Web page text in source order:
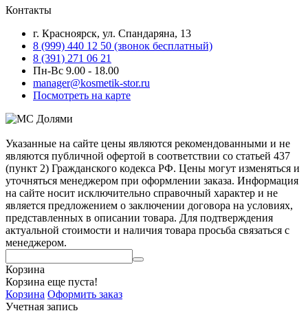
Контакты
г. Красноярск, ул. Спандаряна, 13
8 (999) 440 12 50 (звонок бесплатный)
8 (391) 271 06 21
Пн-Вс 9.00 - 18.00
manager@kosmetik-stor.ru
Посмотреть на карте
Указанные на сайте цены являются рекомендованными и не
являются публичной офертой в соответствии со статьей 437
(пункт 2) Гражданского кодекса РФ. Цены могут изменяться и
уточняться менеджером при оформлении заказа. Информация
на сайте носит исключительно справочный характер и не
является предложением о заключении договора на условиях,
представленных в описании товара. Для подтверждения
актуальной стоимости и наличия товара просьба связаться с
менеджером.
Корзина
Корзина еще пуста!
Корзина Оформить заказ
Учетная запись